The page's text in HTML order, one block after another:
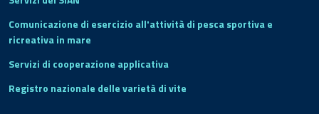
Comunicazione di esercizio all'attività di pesca sportiva e
ricreativa in mare
Servizi di cooperazione applicativa
Registro nazionale delle varietà di vite